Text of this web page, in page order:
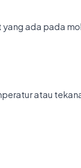
yang ada pada
atau